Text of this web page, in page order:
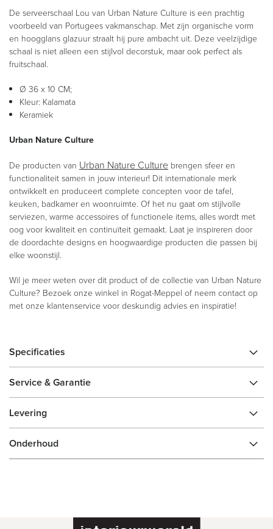
De serveerschaal Lou van Urban Nature Culture is een prachtig
voorbeeld van Portugees vakmanschap. Met zijn organische vorm
en hoogglans glazuur straalt hij pure ambacht uit. Deze veelzijdige
schaal is niet alleen een stijlvol decorstuk, maar ook perfect als
fruitschaal.
Ø 36 x 10 CM;
Kleur: Kalamata
Keramiek
Urban Nature Culture
De producten van Urban Nature Culture brengen sfeer en
functionaliteit samen in jouw interieur! Dit internationale merk
ontwikkelt en produceert complete concepten voor de tafel,
keuken, badkamer en woonruimte. Of het nu gaat om stijlvolle
serviezen, warme accessoires of functionele items, alles wordt met
oog voor kwaliteit en continuïteit gemaakt. Laat je inspireren door
de doordachte designs en hoogwaardige producten die passen bij
elke woonstijl.
Wil je meer weten over dit product of de collectie van Urban Nature
Culture? Bezoek onze winkel in Rogat-Meppel of neem contact op
met onze klantenservice voor deskundig advies en inspiratie!
Specificaties
Service & Garantie
Levering
Onderhoud